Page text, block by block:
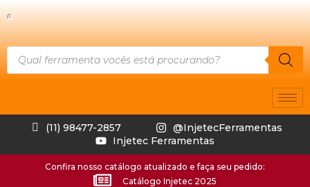
(11) 98477-2857
@InjetecFerramentas
Injetec Ferramentas
Confira nosso catálogo atualizado e faça seu pedido:
Catálogo Injetec 2025